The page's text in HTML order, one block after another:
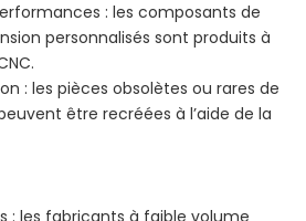
: les composants de
personnalisés sont produits à
: les pièces obsolètes ou rares de
être recréées à l’aide de la